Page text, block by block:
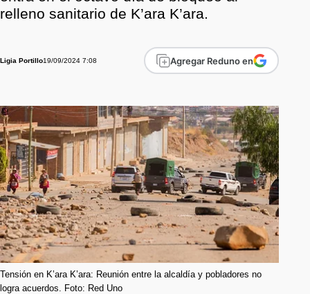
relleno sanitario de K’ara K’ara.
Ligia Portillo19/09/2024 7:08 Agregar Reduno en
Tensión en K’ara K’ara: Reunión entre la alcaldía y pobladores no
logra acuerdos. Foto: Red Uno